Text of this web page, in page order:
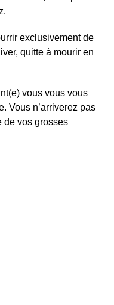
exclusivement de
quitte à mourir en
vous vous vous
Vous n’arriverez pas
de vos grosses